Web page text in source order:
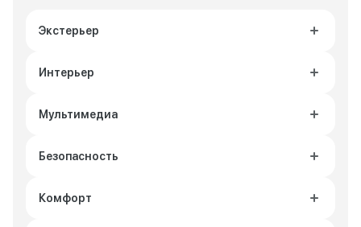
Экстерьер
Интерьер
Мультимедиа
Безопасность
Комфорт